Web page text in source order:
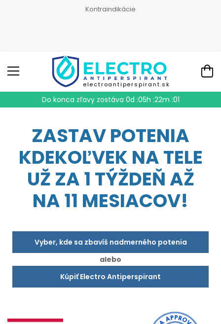
Kontraindikácie
electroantiperspirant.sk
Do konca zľavy zostáva 0d :05h :22m :00
ZASTAV POTENIA
KDEKOĽVEK NA TELE
UŽ ZA 1 TÝŽDEŇ AŽ
NA 11 MESIACOV!
Vyber, kde sa zbavíš nadmerného potenia
alebo
Kúpiť Electro Antiperspirant